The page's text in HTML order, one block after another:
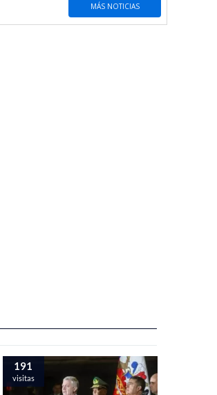
MÁS NOTICIAS
191
visitas